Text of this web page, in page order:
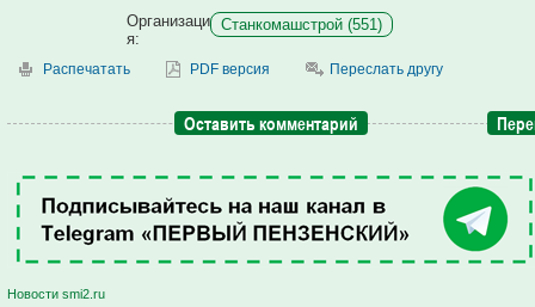
Организаци
я:
Станкомашстрой (551)
Распечатать PDF версия Переслать другу
Оставить комментарий
Новости smi2.ru